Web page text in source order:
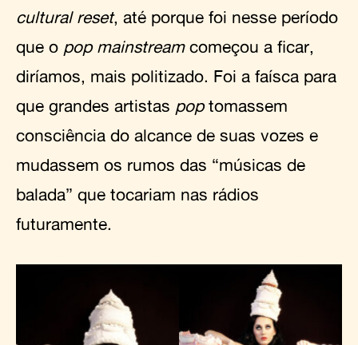
cultural reset, até porque foi nesse período
que o pop mainstreamcomeçou a ficar,
diríamos, mais politizado. Foi a faísca para
que grandes artistas poptomassem
consciência do alcance de suas vozes e
mudassem os rumos das “músicas de
balada” que tocariam nas rádios
futuramente.